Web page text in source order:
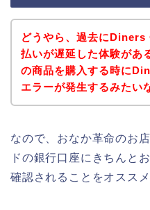
どうやら、過去に
払いが遅延した体験があ
の商品を購入する時に
エラーが発生するみたい
なので、おなか革命のお
ドの銀行口座にきちんと
確認されることをオススメ